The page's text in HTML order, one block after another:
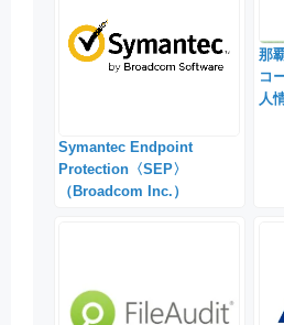
Symantec Endpoint
Protection〈SEP〉
（Broadcom Inc.）
那
コ
人